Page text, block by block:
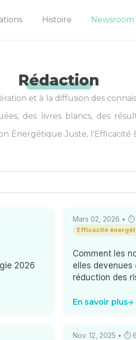
Histoire Newsroom
Rédaction
et à la diffusion des
des livres blancs, des
Énergétique Juste,
2026
Mars 02, 2026 • ⏱
Efficacité
Comment les
elles
réduction des
En savoir plus
Nov. 12, 2025 • ⏱ 6